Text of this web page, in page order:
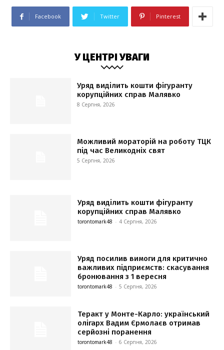
Facebook Twitter Pinterest
У ЦЕНТРІ УВАГИ
Уряд виділить кошти фігуранту
корупційних справ Малявко
8 Серпня, 2026
Можливий мораторій на роботу ТЦК
під час Великодніх свят
5 Серпня, 2026
Уряд виділить кошти фігуранту
корупційних справ Малявко
torontomark48 - 4 Серпня, 2026
Уряд посилив вимоги для критично
важливих підприємств: скасування
бронювання з 1 вересня
torontomark48 - 5 Серпня, 2026
Теракт у Монте-Карло: український
олігарх Вадим Єрмолаєв отримав
серйозні поранення
torontomark48 - 6 Серпня, 2026